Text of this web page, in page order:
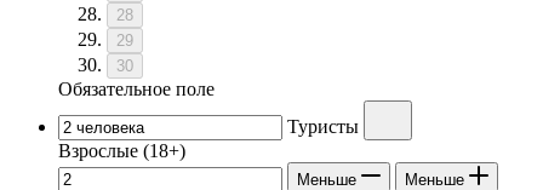
28
29
30
Обязательное поле
Туристы
Взрослые (18+)
Меньше Меньше